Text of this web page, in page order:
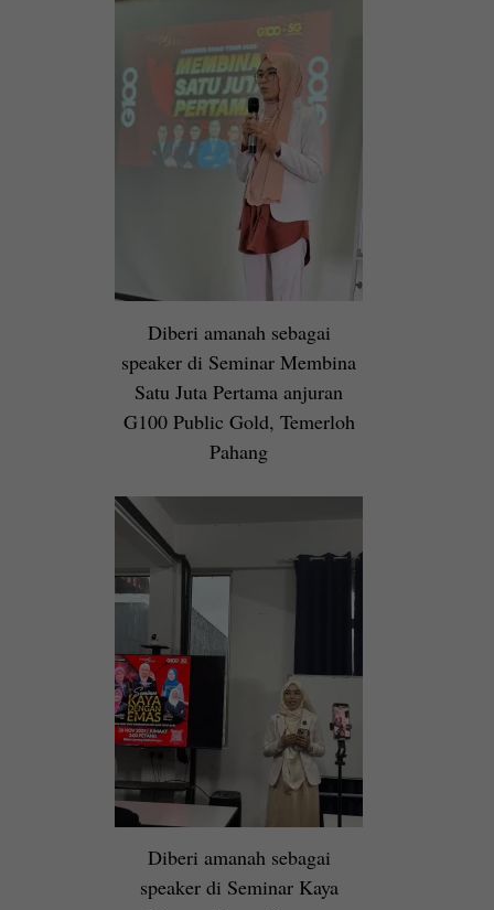
Diberi amanah sebagai
speaker di Seminar Membina
Satu Juta Pertama anjuran
G100 Public Gold, Temerloh
Pahang
Diberi amanah sebagai
speaker di Seminar Kaya